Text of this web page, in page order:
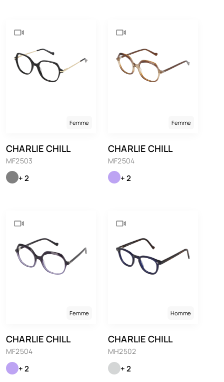
Femme
CHARLIE CHILL
MF2503
+ 2
Femme
CHARLIE CHILL
MF2504
+ 2
Femme
CHARLIE CHILL
MF2504
+ 2
Homme
CHARLIE CHILL
MH2502
+ 2